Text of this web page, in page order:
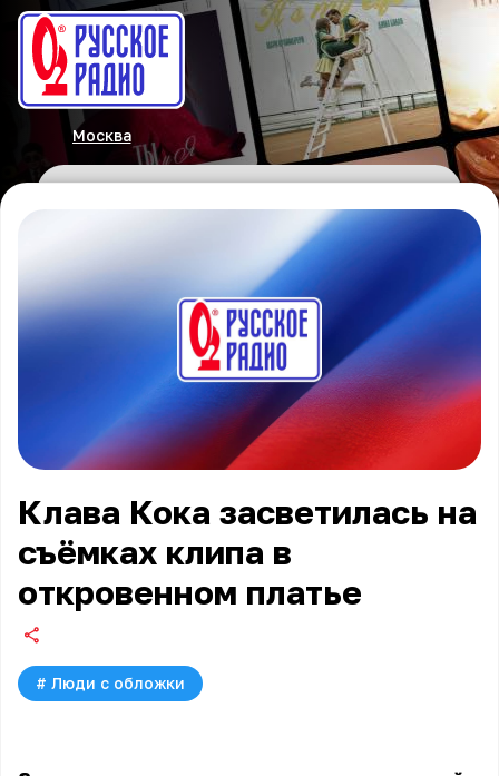
Москва
Клава Кока засветилась на
съёмках клипа в
откровенном платье
# Люди с обложки